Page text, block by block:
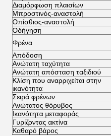
Διαμόρφωση πλαισίων
Μπροστινός-αναστολή
Οπίσθιος-αναστολή
Οδήγηση
Φρένα
Απόδοση
Ανώτατη ταχύτητα
Ανώτατη απόσταση ταξιδιού
Κλίση που αναρριχείται στην
ικανότητα
Σειρά φρένων
Ανώτατος θόρυβος
Ικανότητα μεταφοράς
Γυρίζοντας ακτίνα
Καθαρό βάρος